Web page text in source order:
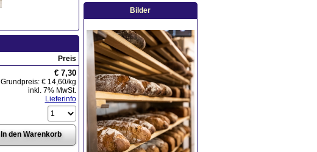
Preis
€ 7,30
Grundpreis: € 14,60/kg
inkl. 7% MwSt.
Lieferinfo
Bilder